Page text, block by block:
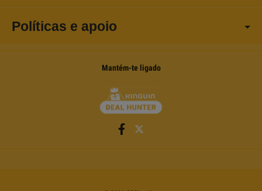
Políticas e apoio
Mantém-te ligado